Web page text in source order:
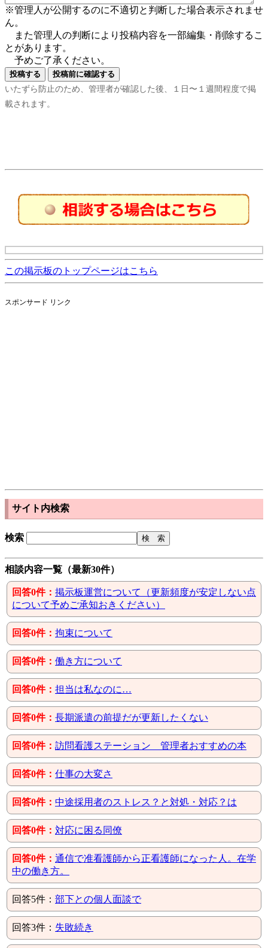
※管理人が公開するのに不適切と判断した場合表示されませ
ん。
また管理人の判断により投稿内容を一部編集・削除するこ
とがあります。
予めご了承ください。
いたずら防止のため、管理者が確認した後、１日〜１週間程度で掲
載されます。
この掲示板のトップページはこちら
スポンサード リンク
サイト内検索
検索
相談内容一覧（最新30件）
回答0件： 掲示板運営について（更新頻度が安定しない点
について予めご承知おきください）
回答0件： 拘束について
回答0件： 働き方について
回答0件： 担当は私なのに…
回答0件： 長期派遣の前提だが更新したくない
回答0件： 訪問看護ステーション 管理者おすすめの本
回答0件： 仕事の大変さ
回答0件： 中途採用者のストレス？と対処・対応？は
回答0件： 対応に困る同僚
回答0件： 通信で准看護師から正看護師になった人。在学
中の働き方。
回答5件： 部下との個人面談で
回答3件： 失敗続き